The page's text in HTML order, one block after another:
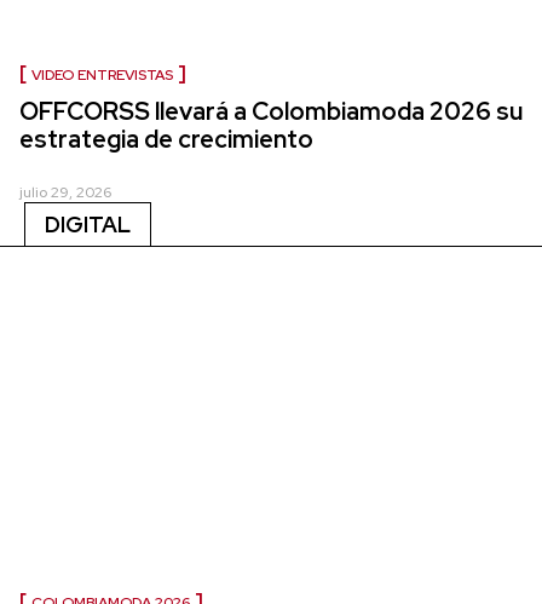
VIDEO ENTREVISTAS
OFFCORSS llevará a Colombiamoda 2026 su
estrategia de crecimiento
julio 29, 2026
DIGITAL